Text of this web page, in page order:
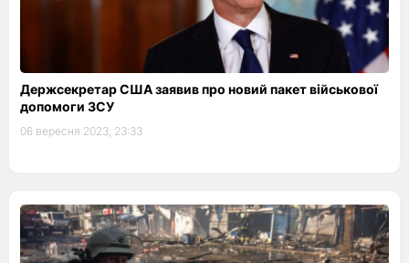
Держсекретар США заявив про новий пакет військової
допомоги ЗСУ
06 вересня 2023, 23:33